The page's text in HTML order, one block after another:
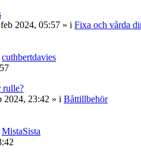
2024, 05:57 » i Fixa och vårda
cuthbertdavies
rulle?
2024, 23:42 » i Båttillbehör
MistaSista